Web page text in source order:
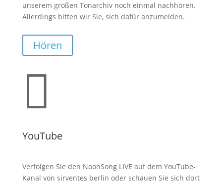
unserem großen Tonarchiv noch einmal nachhören.
Allerdings bitten wir Sie, sich dafür anzumelden.
Hören

YouTube
Verfolgen Sie den NoonSong LIVE auf dem YouTube-
Kanal von sirventes berlin oder schauen Sie sich dort